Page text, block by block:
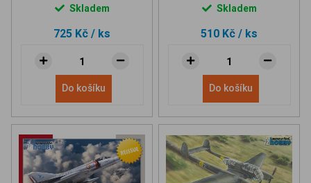
Skladem
725 Kč / ks
Do košíku
Skladem
510 Kč / ks
Do košíku